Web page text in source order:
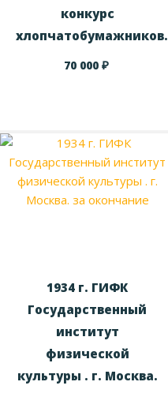
конкурс
хлопчатобумажников.
70 000 ₽
1934 г. ГИФК
Государственный
институт
физической
культуры . г. Москва.